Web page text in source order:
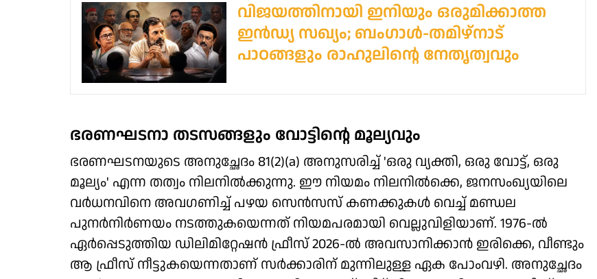
വിജയത്തിനായി ഇനിയും ഒരുമിക്കാത്ത
ഇന്‍ഡ്യ സഖ്യം; ബംഗാൾ-തമിഴ്നാട്
പാഠങ്ങളും രാഹുലിന്റെ നേതൃത്വവും
ഭരണഘടനാ തടസങ്ങളും വോട്ടിന്റെ മൂല്യവും
ഭരണഘടനയുടെ അനുച്ഛേദം 81(2)(a) അനുസരിച്ച് 'ഒരു വ്യക്തി, ഒരു വോട്ട്, ഒരു
മൂല്യം' എന്ന തത്വം നിലനില്‍ക്കുന്നു. ഈ നിയമം നിലനില്‍ക്കെ, ജനസംഖ്യയിലെ
വര്‍ധനവിനെ അവഗണിച്ച് പഴയ സെന്‍സസ് കണക്കുകള്‍ വെച്ച് മണ്ഡല
പുനർനിർണയം നടത്തുകയെന്നത് നിയമപരമായി വെല്ലുവിളിയാണ്. 1976-ല്‍
ഏര്‍പ്പെടുത്തിയ ഡിലിമിറ്റേഷന്‍ ഫ്രീസ് 2026-ല്‍ അവസാനിക്കാന്‍ ഇരിക്കെ, വീണ്ടും
ആ ഫ്രീസ് നീട്ടുകയെന്നതാണ് സര്‍ക്കാരിന് മുന്നിലുള്ള ഏക പോംവഴി. അനുച്ഛേദം